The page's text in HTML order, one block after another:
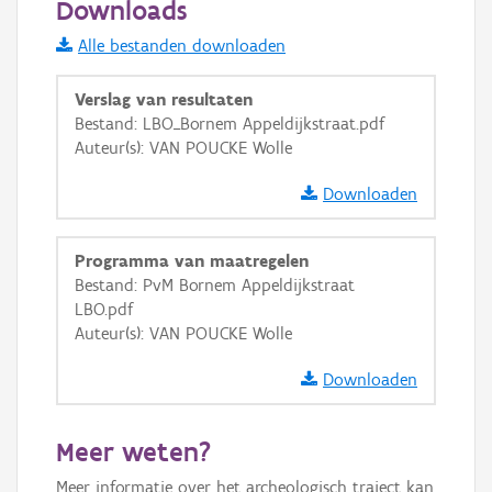
Informatie Vlaanderen
i
+ −
Basis Lagen
Ortho
Downloads
Alle bestanden downloaden
Verslag van resultaten
Bestand: LBO_Bornem Appeldijkstraat.pdf
Auteur(s): VAN POUCKE Wolle
Downloaden
Programma van maatregelen
Bestand: PvM Bornem Appeldijkstraat
LBO.pdf
Auteur(s): VAN POUCKE Wolle
Downloaden
Meer weten?
Meer informatie over het archeologisch traject kan